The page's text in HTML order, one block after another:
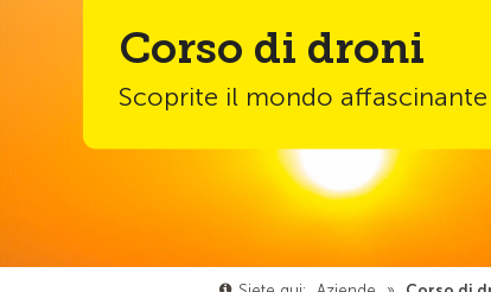
Corso di droni
Scoprite il mondo